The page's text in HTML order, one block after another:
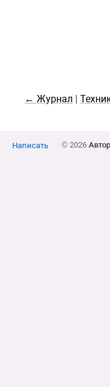
← Журнал |
Написать © 2026